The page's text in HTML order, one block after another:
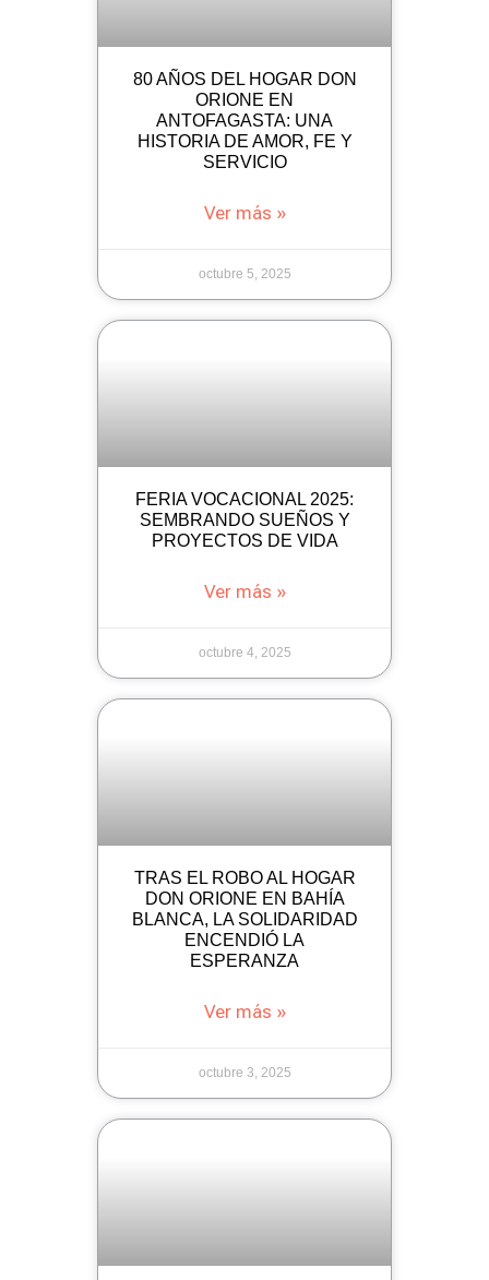
80 AÑOS DEL HOGAR DON
ORIONE EN
ANTOFAGASTA: UNA
HISTORIA DE AMOR, FE Y
SERVICIO
Ver más »
octubre 5, 2025
FERIA VOCACIONAL 2025:
SEMBRANDO SUEÑOS Y
PROYECTOS DE VIDA
Ver más »
octubre 4, 2025
TRAS EL ROBO AL HOGAR
DON ORIONE EN BAHÍA
BLANCA, LA SOLIDARIDAD
ENCENDIÓ LA
ESPERANZA
Ver más »
octubre 3, 2025